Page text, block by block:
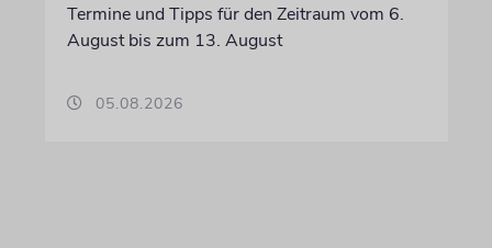
Termine und Tipps für den Zeitraum vom 6.
August bis zum 13. August
05.08.2026